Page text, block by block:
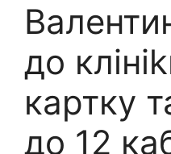
до
картку
до 12